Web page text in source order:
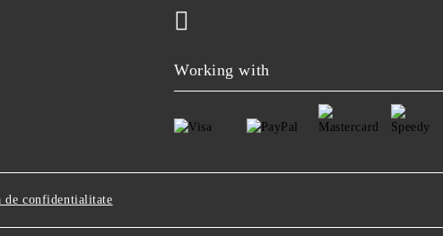
Working with
de confidentialitate